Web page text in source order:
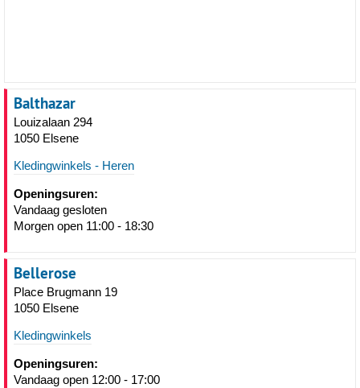
Balthazar
Louizalaan 294
1050 Elsene
Kledingwinkels - Heren
Openingsuren:
Vandaag gesloten
Morgen open 11:00 - 18:30
Bellerose
Place Brugmann 19
1050 Elsene
Kledingwinkels
Openingsuren:
Vandaag open 12:00 - 17:00